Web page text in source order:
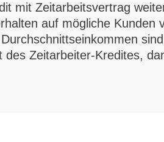
mit Zeitarbeitsvertrag
auf mögliche Kunden
Zeitarbeiter-Kredites,